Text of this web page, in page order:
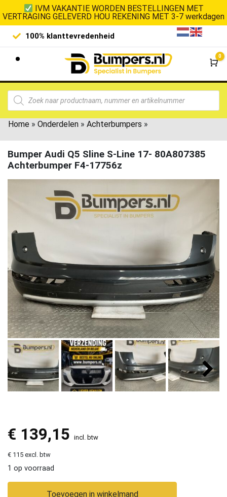
IVM VAKANTIE WORDEN BESTELLINGEN MET
VERTRAGING GELEVERD HOU REKENING MET 3-7 werkdagen
100% klanttevredenheid
0
Home » Onderdelen » Achterbumpers »
Bumper Audi Q5 Sline S-Line 17- 80A807385
Achterbumper F4-17756z
€ 139,15 incl. btw
€ 115 excl. btw
1 op voorraad
Toevoegen in winkelmand